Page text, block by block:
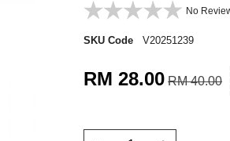
No
SKU Code V20251239
RM 28.00 RM 40.00